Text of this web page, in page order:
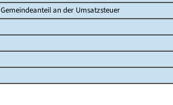
Gemeindeanteil an der Umsatzsteuer